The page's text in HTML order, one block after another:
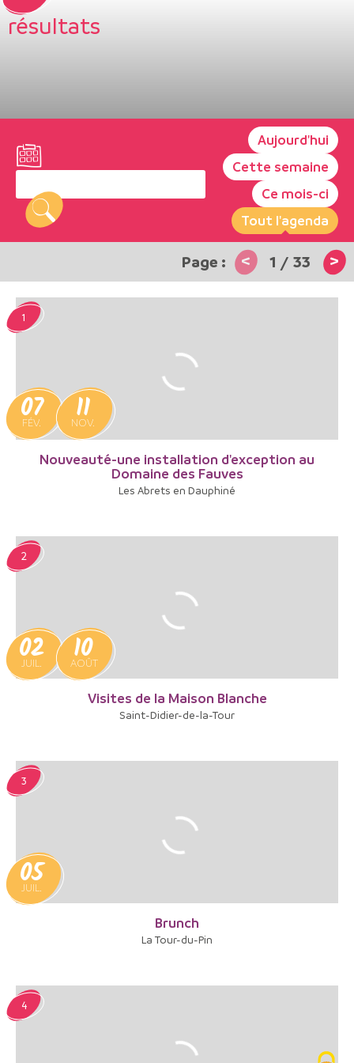
résultats
Aujourd'hui
Cette semaine
Ce mois-ci
Tout l'agenda
< 1 / 33 >
Nouveauté-une installation d'exception au
Domaine des Fauves
Les Abrets en Dauphiné
07
FÉV. 11
NOV.
1
Visites de la Maison Blanche
Saint-Didier-de-la-Tour
02
JUIL. 10
AOÛT
2
Brunch
La Tour-du-Pin
05
JUIL.
3
4